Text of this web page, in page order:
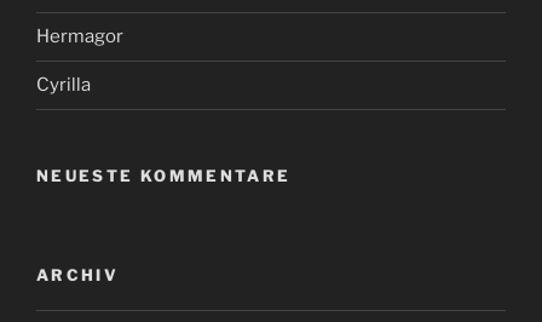
Hermagor
Cyrilla
NEUESTE KOMMENTARE
ARCHIV